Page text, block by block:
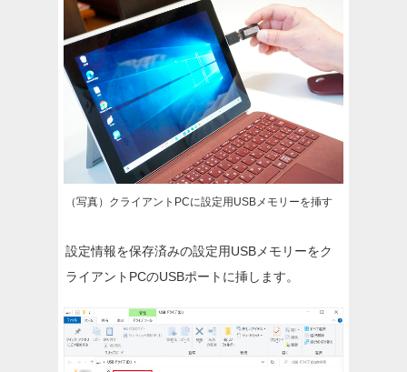
（写真）クライアントPCに設定用USBメモリーを挿す
設定情報を保存済みの設定用USBメモリーをク
ライアントPCのUSBポートに挿します。